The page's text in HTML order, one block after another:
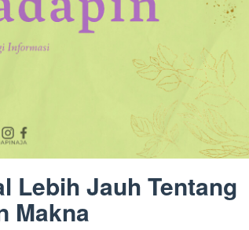
Lebih Jauh Tentang
Makna